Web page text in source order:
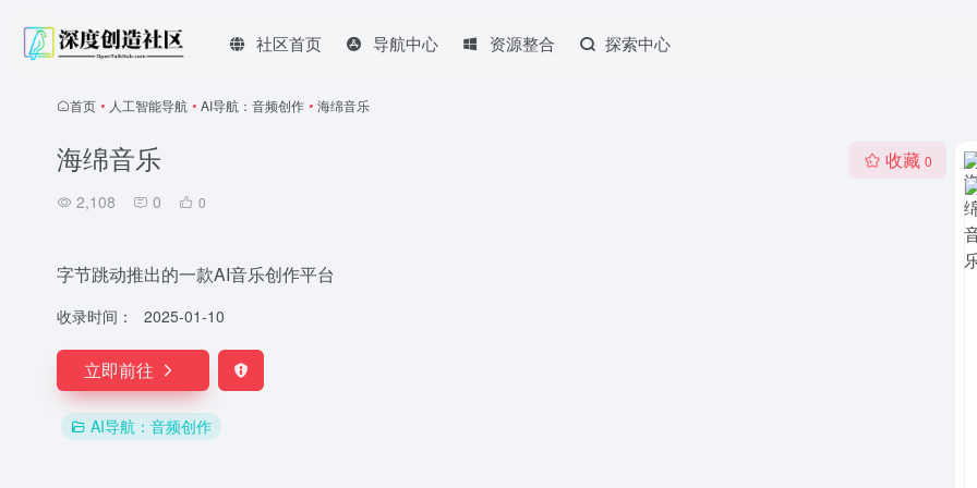
社区首页 导航中心 资源整合 探索中心
首页 • 人工智能导航 • AI导航：音频创作 • 海绵音乐
海绵音乐
2,108 0 0
收藏 0
字节跳动推出的一款AI音乐创作平台
收录时间： 2025-01-10
立即前往
AI导航：音频创作